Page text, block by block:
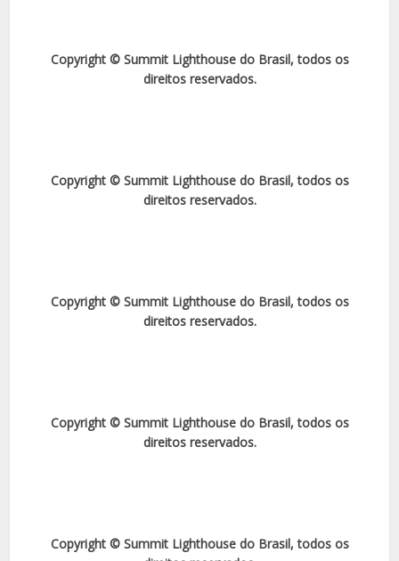
Copyright © Summit Lighthouse do Brasil, todos os
direitos reservados.
Copyright © Summit Lighthouse do Brasil, todos os
direitos reservados.
Copyright © Summit Lighthouse do Brasil, todos os
direitos reservados.
Copyright © Summit Lighthouse do Brasil, todos os
direitos reservados.
Copyright © Summit Lighthouse do Brasil, todos os